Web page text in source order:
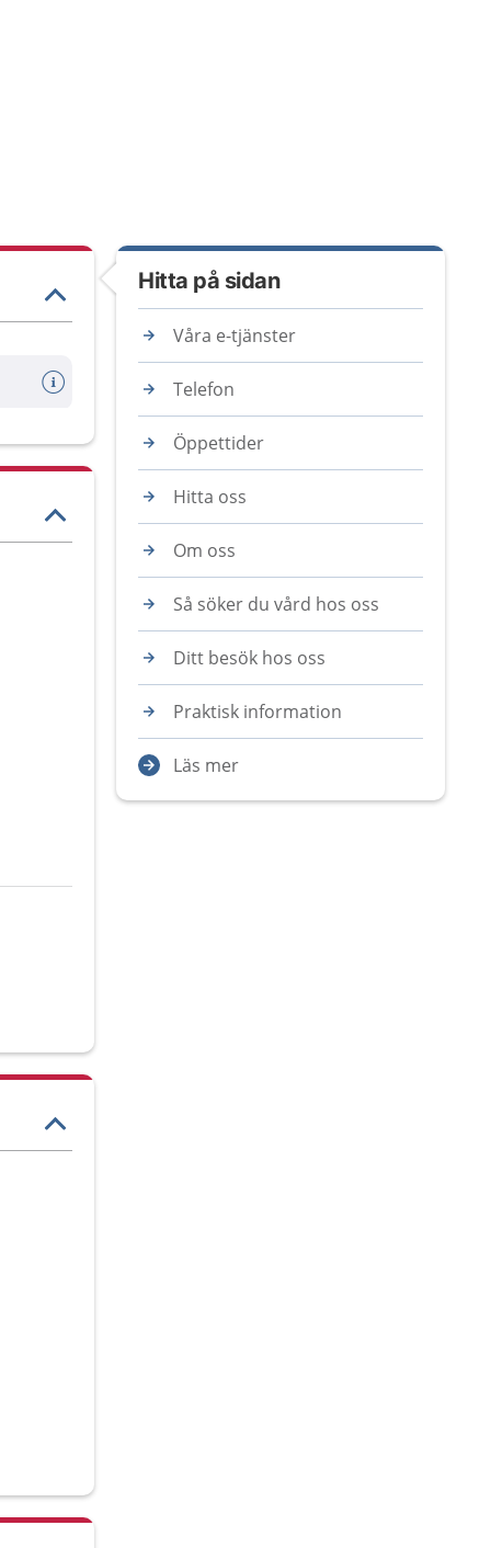
Hitta på sidan
Våra e-tjänster
Telefon
Öppettider
Hitta oss
Om oss
Så söker du vård hos oss
Ditt besök hos oss
Praktisk information
Läs mer